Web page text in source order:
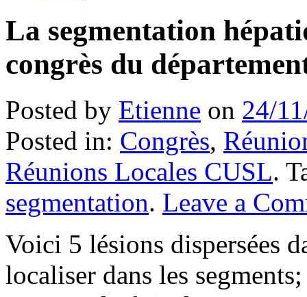
La segmentation
congrès du
Posted by Etienne on 24/
Posted in: Congrès,
Réunions Locales CUSL.
segmentation. Leave a
Voici 5 lésions dispersées
localiser dans les